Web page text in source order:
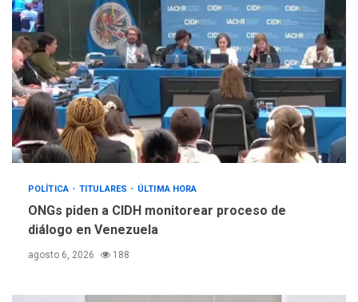
POLÍTICA TITULARES ÚLTIMA HORA
ONGs piden a CIDH monitorear proceso de
diálogo en Venezuela
agosto 6, 2026 188